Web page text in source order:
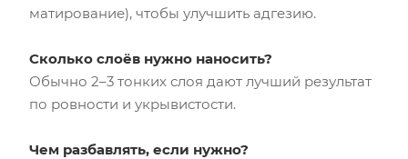
матирование), чтобы улучшить адгезию.
Сколько слоёв нужно наносить?
Обычно 2–3 тонких слоя дают лучший результат
по ровности и укрывистости.
Чем разбавлять, если нужно?